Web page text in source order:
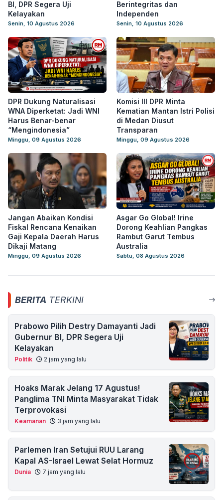
BI, DPR Segera Uji
Kelayakan
Senin, 10 Agustus 2026
Berintegritas dan
Independen
Senin, 10 Agustus 2026
DPR Dukung Naturalisasi
WNA Diperketat: Jadi WNI
Harus Benar-benar
“Mengindonesia”
Minggu, 09 Agustus 2026
Komisi III DPR Minta
Kematian Mantan Istri Polisi
di Medan Diusut
Transparan
Minggu, 09 Agustus 2026
Jangan Abaikan Kondisi
Fiskal Rencana Kenaikan
Gaji Kepala Daerah Harus
Dikaji Matang
Minggu, 09 Agustus 2026
Asgar Go Global! Irine
Dorong Keahlian Pangkas
Rambut Garut Tembus
Australia
Sabtu, 08 Agustus 2026
BERITA TERKINI
Prabowo Pilih Destry Damayanti Jadi
Gubernur BI, DPR Segera Uji
Kelayakan
Politik 2 jam yang lalu
Hoaks Marak Jelang 17 Agustus!
Panglima TNI Minta Masyarakat Tidak
Terprovokasi
Keamanan 3 jam yang lalu
Parlemen Iran Setujui RUU Larang
Kapal AS-Israel Lewat Selat Hormuz
Dunia 7 jam yang lalu